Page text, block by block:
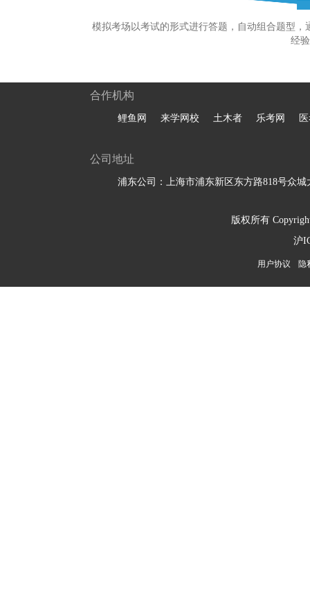
模拟考场以考试的形式进行答题，自动组合题型
经
合作机构
鲤鱼网 来学网校 土木者 乐考网
公司地址
浦东公司：上海市浦东新区东方路818号众城
版权所有
沪
用户协议 隐